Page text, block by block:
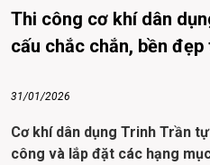
Thi công cơ khí dân
cấu chắc chắn, bền
31/01/2026
Cơ khí dân dụng Trinh Trần
công và lắp đặt các hạng